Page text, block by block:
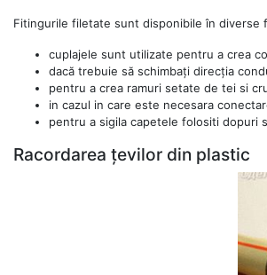
Fitingurile filetate sunt disponibile în diverse
cuplajele sunt utilizate pentru a crea
dacă trebuie să schimbați direcția
pentru a crea ramuri setate de tei si
in cazul in care este necesara
pentru a sigila capetele folositi dopuri
Racordarea țevilor din plastic